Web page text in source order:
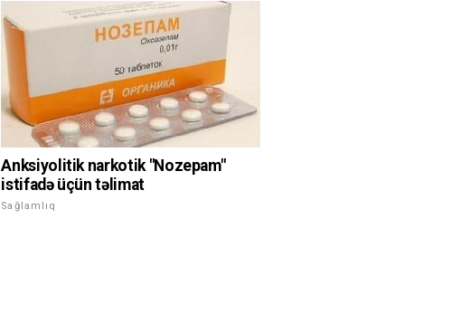
Anksiyolitik narkotik "Nozepam"
istifadə üçün təlimat
Sağlamlıq